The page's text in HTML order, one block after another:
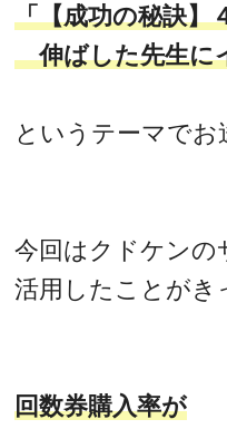
「【成功の秘訣】
伸ばした先生に
というテーマでお
今回はクドケンの
活用したことがき
回数券購入率が